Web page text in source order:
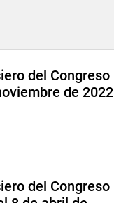
del Congreso
de 2022
del Congreso